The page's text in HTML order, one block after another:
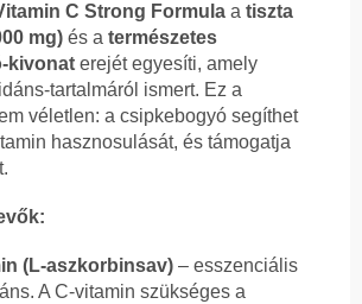
C Strong Formula a tiszta
mg) és a természetes
kivonat erejét egyesíti, amely
tartalmáról ismert. Ez a
véletlen: a csipkebogyó segíthet
hasznosulását, és támogatja
(L-aszkorbinsav) – esszenciális
A C-vitamin szükséges a